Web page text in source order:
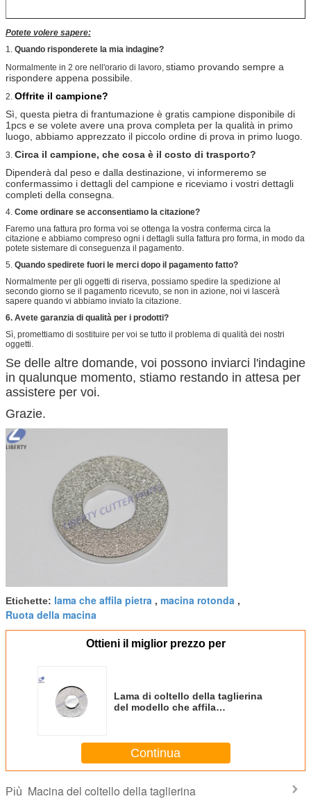
Potete volere sapere:
1. Quando risponderete la mia indagine?
Normalmente in 2 ore nell'orario di lavoro, stiamo provando sempre a
rispondere appena possibile.
2. Offrite il campione?
Sì, questa pietra di frantumazione è gratis campione disponibile di
1pcs e se volete avere una prova completa per la qualità in primo
luogo, abbiamo apprezzato il piccolo ordine di prova in primo luogo.
3. Circa il campione, che cosa è il costo di trasporto?
Dipenderà dal peso e dalla destinazione, vi informeremo se
confermassimo i dettagli del campione e riceviamo i vostri dettagli
completi della consegna.
4. Come ordinare se acconsentiamo la citazione?
Faremo una fattura pro forma voi se ottenga la vostra conferma circa la
citazione e abbiamo compreso ogni i dettagli sulla fattura pro forma, in modo da
potete sistemare di conseguenza il pagamento.
5. Quando spedirete fuori le merci dopo il pagamento fatto?
Normalmente per gli oggetti di riserva, possiamo spedire la spedizione al
secondo giorno se il pagamento ricevuto, se non in azione, noi vi lascerà
sapere quando vi abbiamo inviato la citazione.
6. Avete garanzia di qualità per i prodotti?
Sì, promettiamo di sostituire per voi se tutto il problema di qualità dei nostri
oggetti.
Se delle altre domande, voi possono inviarci l'indagine
in qualunque momento, stiamo restando in attesa per
assistere per voi.
Grazie.
Etichette: lama che affila pietra , macina rotonda ,
Ruota della macina
Ottieni il miglior prezzo per
Lama di coltello della taglierina
del modello che affila
Continua
Più Macina del coltello della taglierina